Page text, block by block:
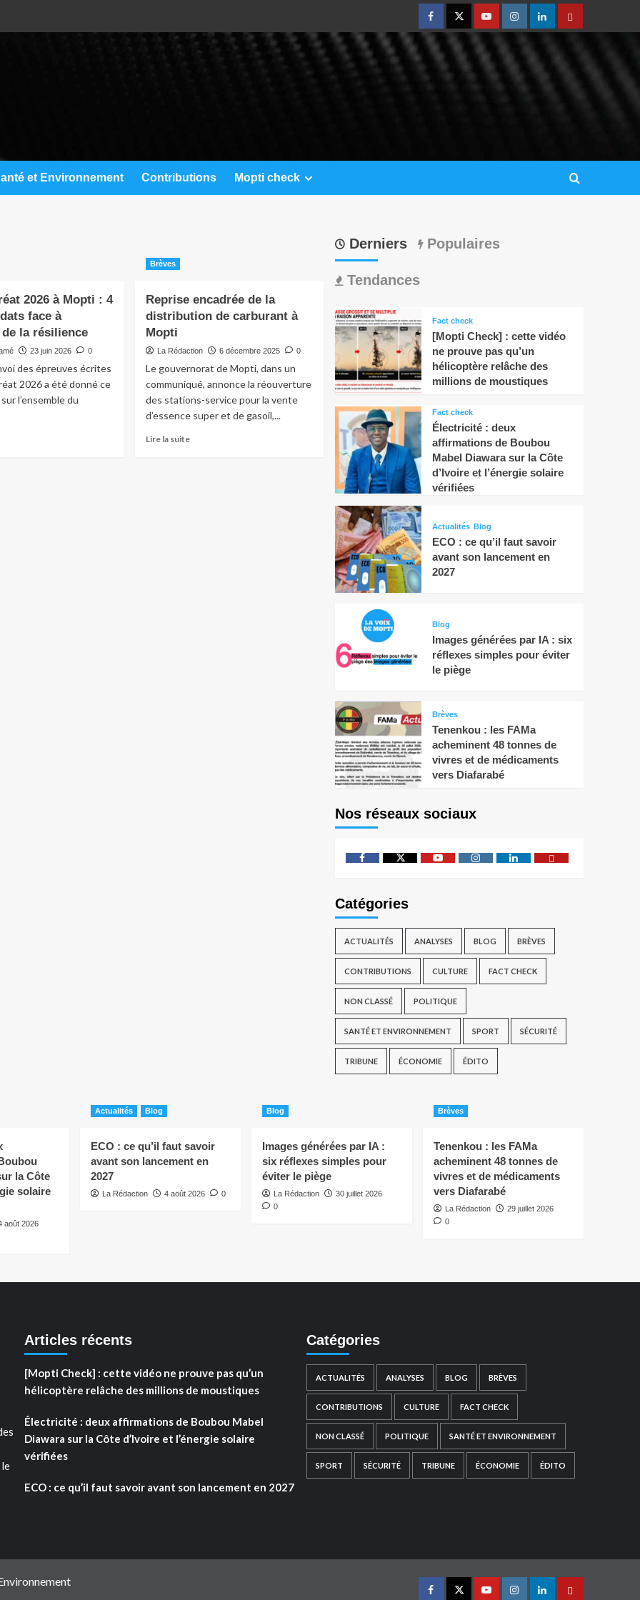
et Environnement Contributions Mopti check
2026 à Mopti : 4
face à
de la résilience
23 juin 2026 0
des épreuves écrites
2026 a été donné ce
l’ensemble du
Brèves
Reprise encadrée de la
distribution de carburant à
Mopti
La Rédaction 6 décembre 2025 0
Le gouvernorat de Mopti, dans un
communiqué, annonce la réouverture
des stations-service pour la vente
d’essence super et de gasoil,...
Lire la suite
Derniers Populaires
Tendances
Fact check
[Mopti Check] : cette vidéo
ne prouve pas qu’un
hélicoptère relâche des
millions de moustiques
Fact check
Électricité : deux
affirmations de Boubou
Mabel Diawara sur la Côte
d’Ivoire et l’énergie solaire
vérifiées
Actualités Blog
ECO : ce qu’il faut savoir
avant son lancement en
2027
Blog
Images générées par IA : six
réflexes simples pour éviter
le piège
Brèves
Tenenkou : les FAMa
acheminent 48 tonnes de
vivres et de médicaments
vers Diafarabé
Nos réseaux sociaux
Catégories
ACTUALITÉS ANALYSES BLOG BRÈVES
CONTRIBUTIONS CULTURE FACT CHECK
NON CLASSÉ POLITIQUE
SANTÉ ET ENVIRONNEMENT SPORT SÉCURITÉ
TRIBUNE ÉCONOMIE ÉDITO
la Côte
solaire
août 2026
Actualités Blog
ECO : ce qu’il faut savoir
avant son lancement en
2027
La Rédaction 4 août 2026 0
Blog
Images générées par IA :
six réflexes simples pour
éviter le piège
La Rédaction
30 juillet 2026
0
Brèves
Tenenkou : les FAMa
acheminent 48 tonnes de
vivres et de médicaments
vers Diafarabé
La Rédaction
29 juillet 2026
0
Articles récents
[Mopti Check] : cette vidéo ne prouve pas qu’un
hélicoptère relâche des millions de moustiques
Électricité : deux affirmations de Boubou Mabel
Diawara sur la Côte d’Ivoire et l’énergie solaire
vérifiées
ECO : ce qu’il faut savoir avant son lancement en 2027
Catégories
ACTUALITÉS ANALYSES BLOG BRÈVES
CONTRIBUTIONS CULTURE FACT CHECK
NON CLASSÉ POLITIQUE SANTÉ ET ENVIRONNEMENT
SPORT SÉCURITÉ TRIBUNE ÉCONOMIE ÉDITO